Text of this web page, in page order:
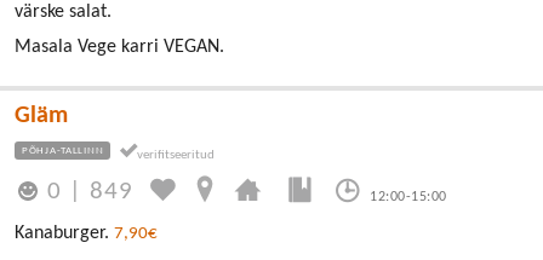
värske salat.
Masala Vege karri VEGAN.
Gläm
PÕHJA-TALLINN
0 849 12:00-15:00
Kanaburger. 7,90€